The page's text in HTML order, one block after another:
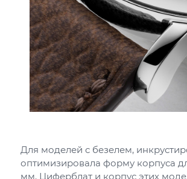
Для моделей с безелем,
оптимизировала форму корпуса
мм. Циферблат и корпус этих